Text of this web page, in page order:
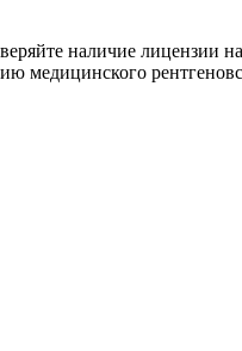
наличие
медицинского